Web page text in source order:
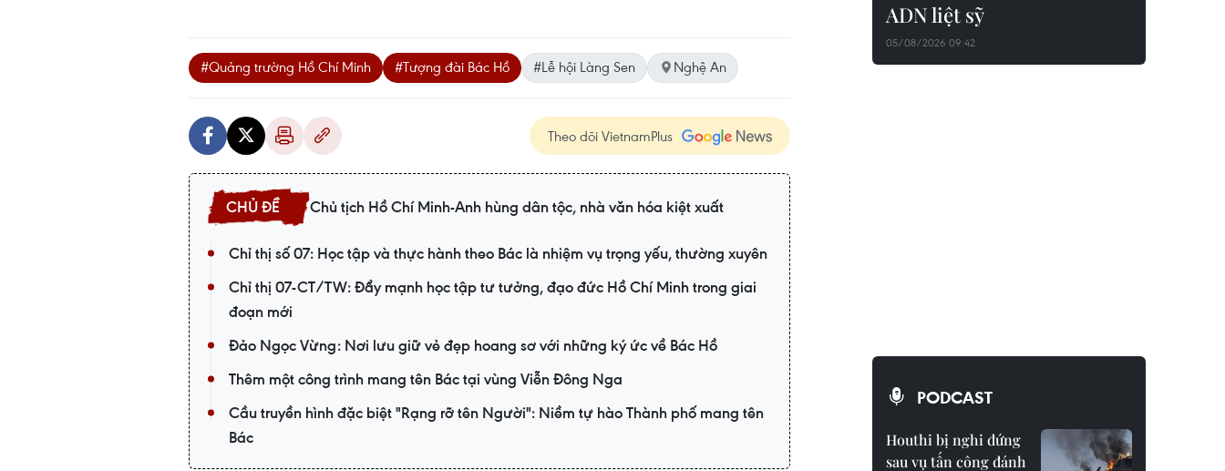
#Quảng trường Hồ Chí Minh #Tượng đài Bác Hồ #Lễ hội Làng Sen Nghệ An
Theo dõi VietnamPlus
Chủ tịch Hồ Chí Minh-Anh hùng dân tộc, nhà văn hóa kiệt xuất
Chỉ thị số 07: Học tập và thực hành theo Bác là nhiệm vụ trọng yếu, thường xuyên
Chỉ thị 07-CT/TW: Đẩy mạnh học tập tư tưởng, đạo đức Hồ Chí Minh trong giai
đoạn mới
Đảo Ngọc Vừng: Nơi lưu giữ vẻ đẹp hoang sơ với những ký ức về Bác Hồ
Thêm một công trình mang tên Bác tại vùng Viễn Đông Nga
Cầu truyền hình đặc biệt "Rạng rỡ tên Người": Niềm tự hào Thành phố mang tên
Bác
ADN liệt sỹ
05/08/2026 09:42
PODCAST
Houthi bị nghi đứng
sau vụ tấn công đánh